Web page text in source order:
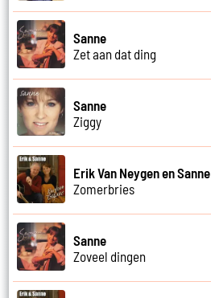
Sanne
Zet aan dat ding
Sanne
Ziggy
Erik Van Neygen en Sanne
Zomerbries
Sanne
Zoveel dingen